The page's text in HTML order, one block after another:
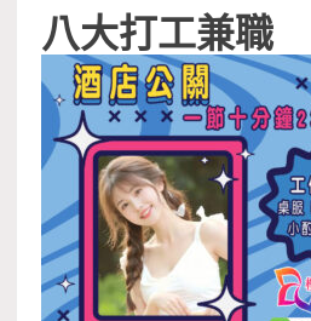
八大打工兼職